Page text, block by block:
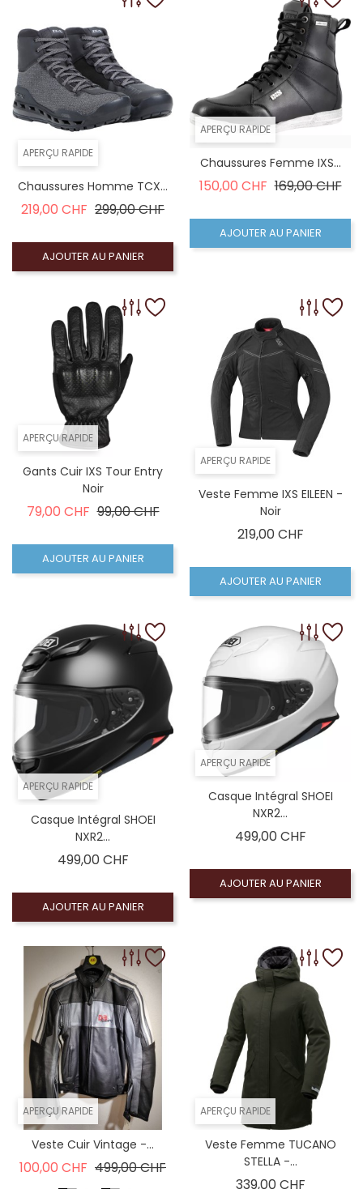
APERÇU RAPIDE
Chaussures Homme TCX...
219,00 CHF Prix de base
299,00 CHFPrix
AJOUTER AU PANIER
APERÇU RAPIDE
Chaussures Femme IXS...
150,00 CHF Prix de base
169,00 CHFPrix
AJOUTER AU PANIER
APERÇU RAPIDE
Gants Cuir IXS Tour Entry
Noir
79,00 CHF Prix de base
99,00 CHFPrix
AJOUTER AU PANIER
APERÇU RAPIDE
Veste Femme IXS EILEEN -
Noir
219,00 CHFPrix
AJOUTER AU PANIER
APERÇU RAPIDE
Casque Intégral SHOEI
NXR2...
499,00 CHFPrix
AJOUTER AU PANIER
APERÇU RAPIDE
Casque Intégral SHOEI
NXR2...
499,00 CHFPrix
AJOUTER AU PANIER
APERÇU RAPIDE
Veste Cuir Vintage -...
100,00 CHF Prix de base
499,00 CHFPrix
APERÇU RAPIDE
Veste Femme TUCANO
STELLA -...
339,00 CHFPrix